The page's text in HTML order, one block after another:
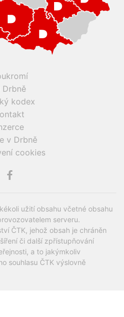
Drbně
kodex
v Drbně
cookies
užití obsahu včetné obsahu
serveru.
ČTK, jehož obsah je chráněn
či další zpřístupňování
a to jakýmkoliv
souhlasu ČTK výslovně